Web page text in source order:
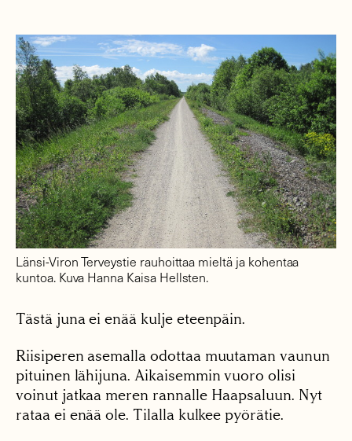
Länsi-Viron Terveystie rauhoittaa mieltä ja kohentaa
kuntoa. Kuva Hanna Kaisa Hellsten.
Tästä juna ei enää kulje eteenpäin.
Riisiperen asemalla odottaa muutaman vaunun
pituinen lähijuna. Aikaisemmin vuoro olisi
voinut jatkaa meren rannalle Haapsaluun. Nyt
rataa ei enää ole. Tilalla kulkee pyörätie.